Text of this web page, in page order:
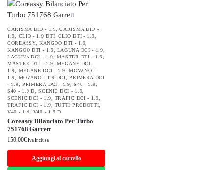
CARISMA DID - 1.9 ,CARISMA DID -
1.9
CLIO - 1.9 DTI CLIO DTI - 1.9
COREASSY,KANGOO DTI - 1.9
KANGOO DTI - 1.9
LAGUNA DCI - 1.9
LAGUNA DCI - 1.9
MASTER DTI - 1.9
MASTER DTI - 1.9
MEGANE DCI -
1.9
MEGANE DCI - 1.9 ,MOVANO -
1.9
MOVANO - 1.9 DCI ,PRIMERA DCI
- 1.9
PRIMERA DCI - 1.9 ,S40 - 1.9
S40 - 1.9 D ,SCENIC DCI - 1.9
SCENIC DCI - 1.9
TRAFIC DCI - 1.9
TRAFIC DCI - 1.9
TUTTI PRODOTTI
V40 - 1.9
V40 - 1.9 D
Coreassy Bilanciato Per Turbo
751768 Garrett
150,00€ Iva Inclusa
Aggiungi al carrello